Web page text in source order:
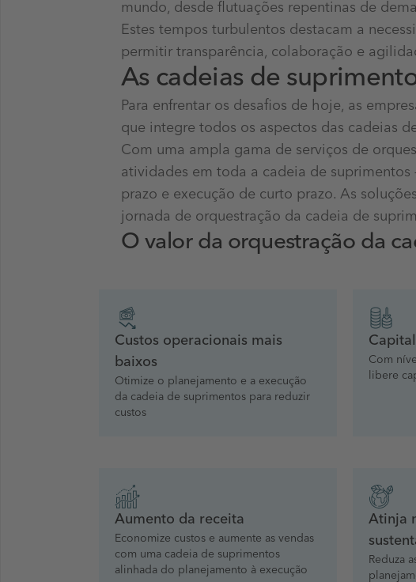
mundo, desde flutuações repentinas de
Estes tempos turbulentos destacam a
permitir transparência, colaboração e
As cadeias de
Para enfrentar os desafios de hoje, as
que integre todos os aspectos das cadeias
Com uma ampla gama de serviços de
atividades em toda a cadeia de
prazo e execução de curto prazo. As
jornada de orquestração da cadeia de
O valor da orquestração da
Custos operacionais mais
baixos
Otimize o planejamento e a execução
da cadeia de suprimentos para reduzir
custos
Com
libere
Aumento da receita
Economize custos e aumente as vendas
com uma cadeia de suprimentos
alinhada do planejamento à execução
Atinja
Reduza